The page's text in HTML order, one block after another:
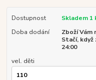
Dostupnost
Skladem 1
Doba dodání
Zboží Vám
Stačí,
24:00
vel. děti